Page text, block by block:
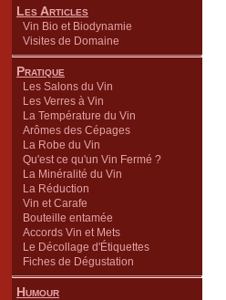
Les Articles
Vin Bio et Biodynamie
Visites de Domaine
Pratique
Les Salons du Vin
Les Verres à Vin
La Température du Vin
Arômes des Cépages
La Robe du Vin
Qu'est ce qu'un Vin Fermé ?
La Minéralité du Vin
La Réduction
Vin et Carafe
Bouteille entamée
Accords Vin et Mets
Le Décollage d'Étiquettes
Fiches de Dégustation
Humour